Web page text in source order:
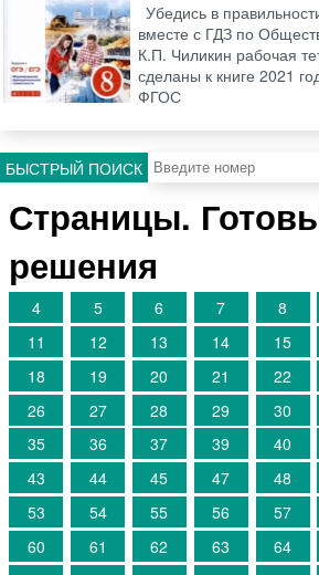
Убедись в
вместе с ГДЗ по
К.П. Чиликин рабочая
сделаны к книге 2021
ФГОС
БЫСТРЫЙ ПОИСК
Страницы.
решения
4 5 6 7 8
11
12 13 14 15
18
19 20 21 22
26
27 28 29 30
35
36 37 39 40
43
44 45 47 48
53
54 55 56 57
60
61 62 63 64